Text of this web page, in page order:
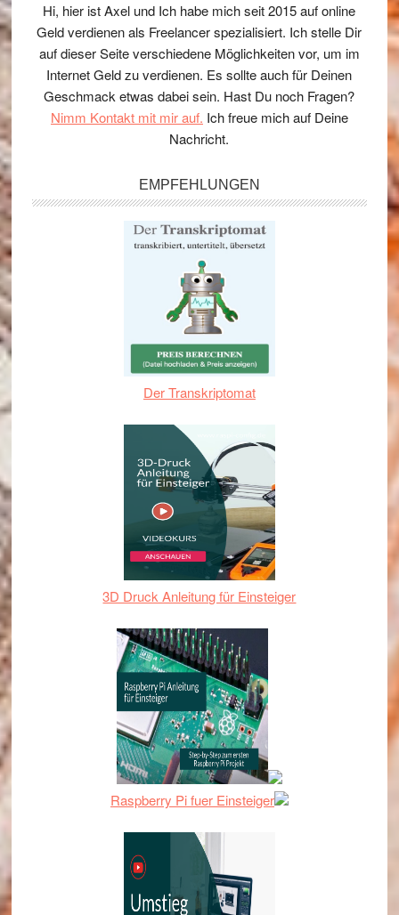
Hi, hier ist Axel und Ich habe mich seit 2015 auf online
Geld verdienen als Freelancer spezialisiert. Ich stelle Dir
auf dieser Seite verschiedene Möglichkeiten vor, um im
Internet Geld zu verdienen. Es sollte auch für Deinen
Geschmack etwas dabei sein. Hast Du noch Fragen?
Nimm Kontakt mit mir auf. Ich freue mich auf Deine
Nachricht.
EMPFEHLUNGEN
Der Transkriptomat
3D Druck Anleitung für Einsteiger
Raspberry Pi fuer Einsteiger